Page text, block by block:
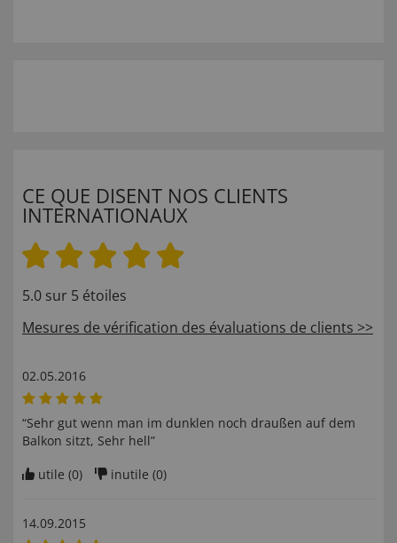
CE QUE DISENT NOS CLIENTS
INTERNATIONAUX
5.0 sur 5 étoiles
Mesures de vérification des évaluations de clients >>
02.05.2016
“Sehr gut wenn man im dunklen noch draußen auf dem
Balkon sitzt, Sehr hell”
utile (0) inutile (0)
14.09.2015